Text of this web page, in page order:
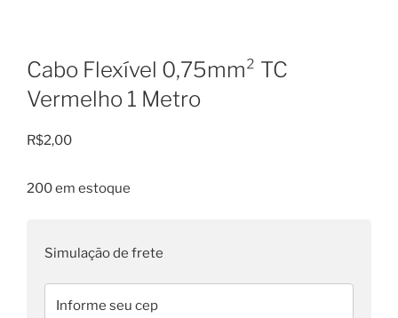
Cabo Flexível 0,75mm² TC
Vermelho 1 Metro
R$2,00
200 em estoque
Simulação de frete